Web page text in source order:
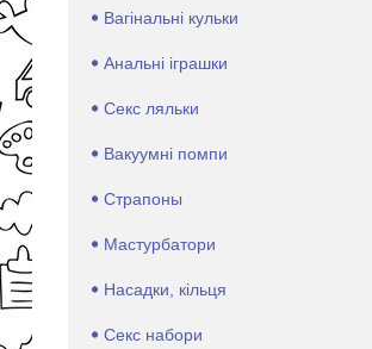
Вагінальні кульки
Анальні іграшки
Секс ляльки
Вакуумні помпи
Страпоны
Мастурбатори
Насадки, кільця
Секс набори